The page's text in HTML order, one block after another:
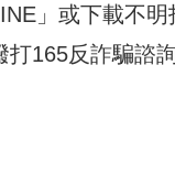
」或下載不
165反詐騙諮